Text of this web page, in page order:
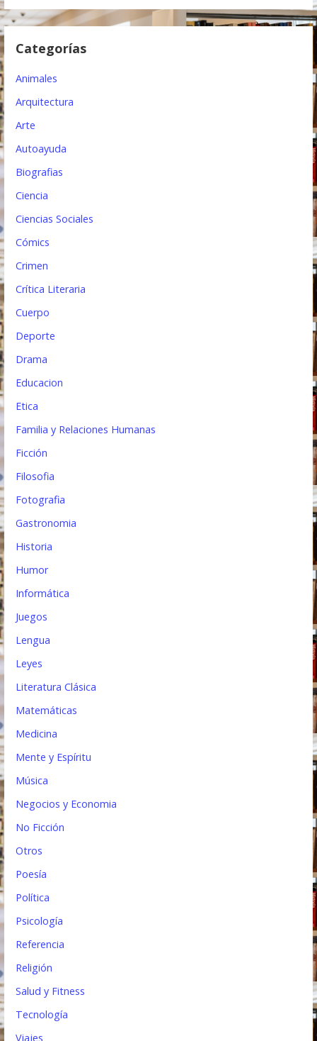
d
n
Categorías
Animales
Arquitectura
Arte
Autoayuda
Biografias
Ciencia
Ciencias Sociales
Cómics
Crimen
Crítica Literaria
Cuerpo
Deporte
Drama
Educacion
Etica
Familia y Relaciones Humanas
Ficción
Filosofia
Fotografia
Gastronomia
Historia
Humor
Informática
Juegos
Lengua
Leyes
Literatura Clásica
Matemáticas
Medicina
Mente y Espíritu
Música
Negocios y Economia
No Ficción
Otros
Poesía
Política
Psicología
Referencia
Religión
Salud y Fitness
Tecnología
Viajes